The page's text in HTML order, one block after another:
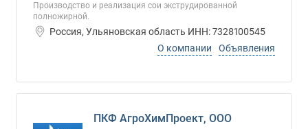
Производство и реализация сои экструдированной
полножирной.
Россия, Ульяновская область ИНН: 7328100545
О компании
Объявления
ПКФ АгроХимПроект, ООО